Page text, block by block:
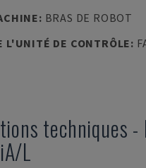
: BRAS DE ROBOT
L'UNITÉ DE CONTRÔLE:
techniques -
L